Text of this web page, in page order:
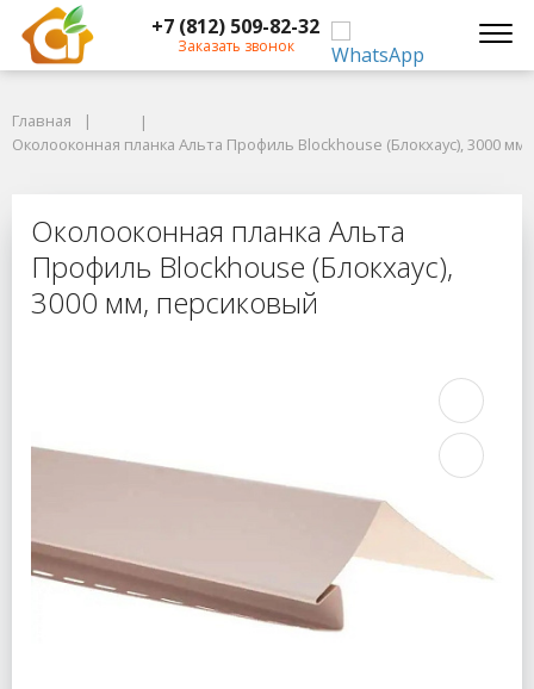
+7 (812) 509-82-32
Заказать звонок
Околооконная планка Альта Профиль Blockhouse (Блокхаус), 3000 мм,
Околооконная планка Альта
Главная
Околооконная планка Альта Профиль Blockhouse (Блокхаус), 3000
Околооконная планка Альта
Профиль Blockhouse (Блокхаус),
3000 мм, персиковый